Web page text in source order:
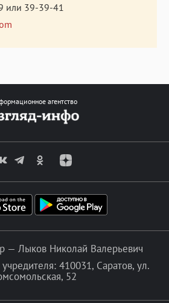
или 39-39-41
агентство
— Лыков Николай Валерьевич
410031, Саратов, ул.
52